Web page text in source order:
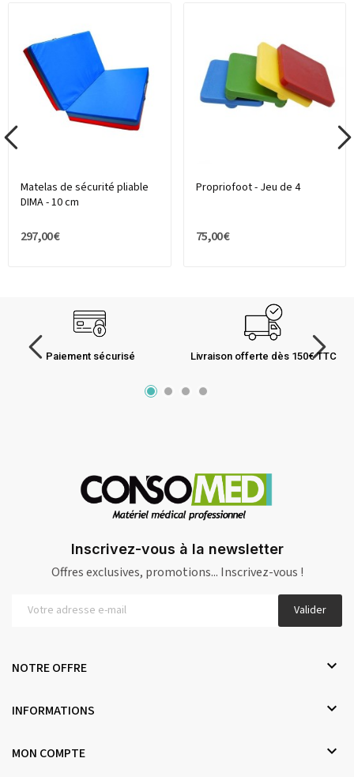
Matelas de sécurité pliable
DIMA - 10 cm
297,00 €
Propriofoot - Jeu de 4
75,00 €
Paiement sécurisé Livraison offerte dès 150€ TTC
Inscrivez-vous à la newsletter
Offres exclusives, promotions... Inscrivez-vous !
Valider
NOTRE OFFRE 
INFORMATIONS 
MON COMPTE 